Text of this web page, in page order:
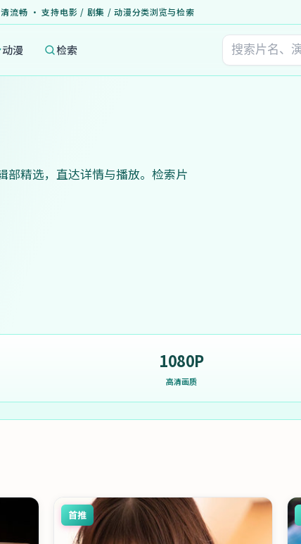
流畅 · 支持电影 / 剧集 / 动漫分类浏览与检索
动漫 检索
部精选，直达详情与播放。检索片
1080P
高清画质
首推